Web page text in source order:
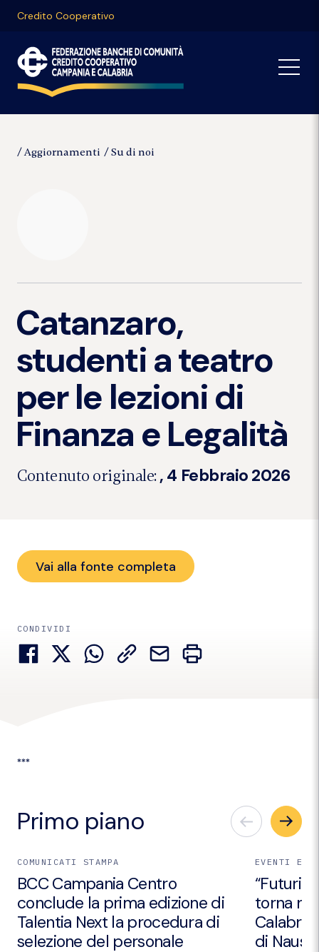
Credito Cooperativo
Aggiornamenti Su di noi
Catanzaro,
studenti a teatro
per le lezioni di
Finanza e Legalità
Contenuto originale:, 4 Febbraio 2026
Vai alla fonte completa
CONDIVIDI
***
Primo piano
COMUNICATI STAMPA
BCC Campania Centro
conclude la prima edizione di
Talentia Next la procedura di
selezione del personale
EVENTI E
“Futuri
torna
Calabria
di